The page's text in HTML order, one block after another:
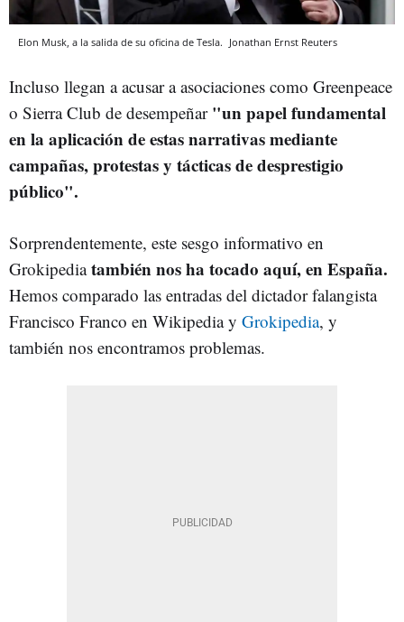
Elon Musk, a la salida de su oficina de Tesla. Jonathan Ernst Reuters
Incluso llegan a acusar a asociaciones como Greenpeace
o Sierra Club de desempeñar "un papel fundamental
en la aplicación de estas narrativas mediante
campañas, protestas y tácticas de desprestigio
público".
Sorprendentemente, este sesgo informativo en
Grokipediatambién nos ha tocado aquí, en España.
Hemos comparado las entradas del dictador falangista
Francisco Franco en Wikipedia y Grokipedia, y
también nos encontramos problemas.